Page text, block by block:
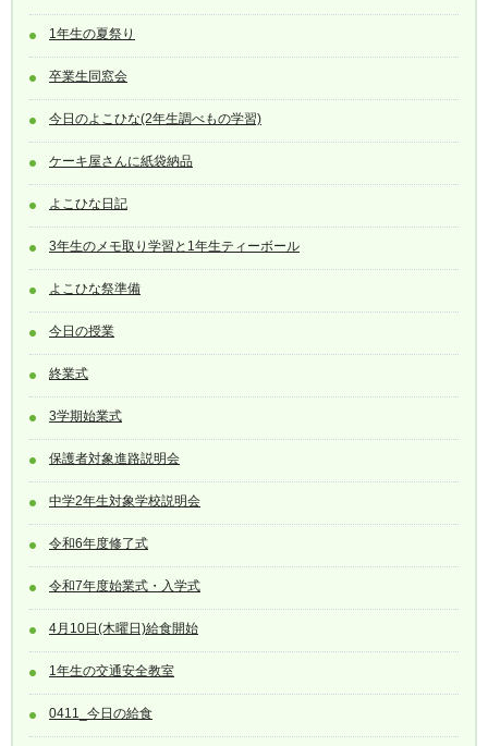
1年生の夏祭り
卒業生同窓会
今日のよこひな(2年生調べもの学習)
ケーキ屋さんに紙袋納品
よこひな日記
3年生のメモ取り学習と1年生ティーボール
よこひな祭準備
今日の授業
終業式
3学期始業式
保護者対象進路説明会
中学2年生対象学校説明会
令和6年度修了式
令和7年度始業式・入学式
4月10日(木曜日)給食開始
1年生の交通安全教室
0411_今日の給食